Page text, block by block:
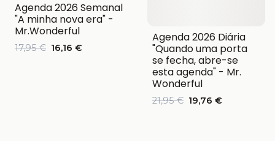
Agenda 2026 Semanal
"A minha nova era" -
Mr.Wonderful
17,95 € 16,16 €
Agenda 2026 Diária
"Quando uma porta
se fecha, abre-se
esta agenda" - Mr.
Wonderful
21,95 € 19,76 €